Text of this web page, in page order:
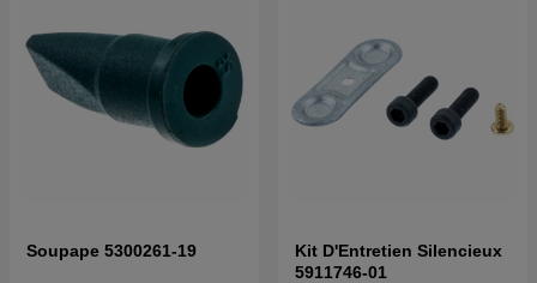
Soupape 5300261-19
Kit D'Entretien Silencieux
5911746-01